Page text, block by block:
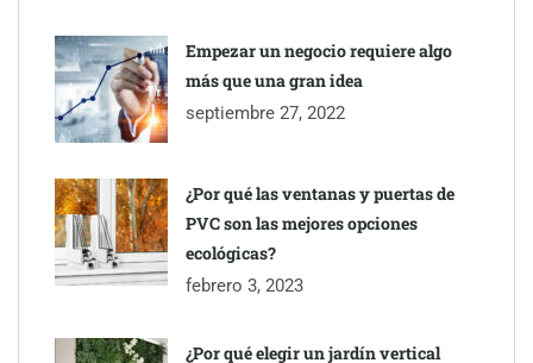
Empezar un negocio requiere algo
más que una gran idea
septiembre 27, 2022
¿Por qué las ventanas y puertas de
PVC son las mejores opciones
ecológicas?
febrero 3, 2023
¿Por qué elegir un jardín vertical